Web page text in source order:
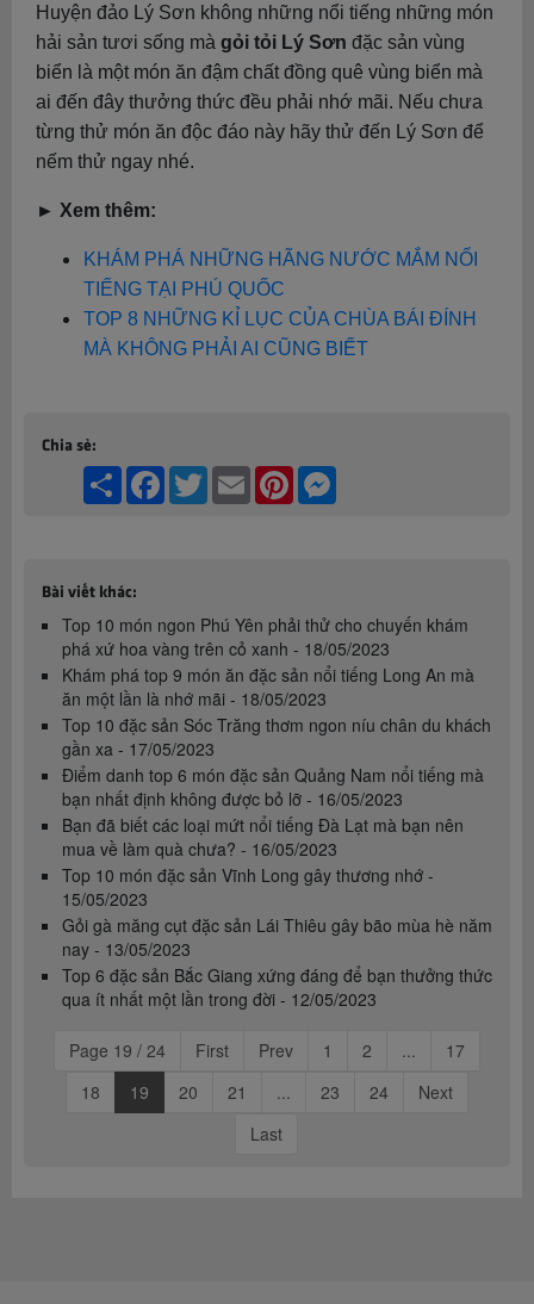
Huyện đảo Lý Sơn không những nổi tiếng những món
hải sản tươi sống mà gỏi tỏi Lý Sơn đặc sản vùng
biển là một món ăn đậm chất đồng quê vùng biển mà
ai đến đây thưởng thức đều phải nhớ mãi. Nếu chưa
từng thử món ăn độc đáo này hãy thử đến Lý Sơn để
nếm thử ngay nhé.
► Xem thêm:
KHÁM PHÁ NHỮNG HÃNG NƯỚC MẮM NỔI
TIẾNG TẠI PHÚ QUỐC
TOP 8 NHỮNG KỈ LỤC CỦA CHÙA BÁI ĐÍNH
MÀ KHÔNG PHẢI AI CŨNG BIẾT
Chia sẻ:
Share Facebook
TwitterEmail Pinterest
Bài viết khác:
Top 10 món ngon Phú Yên phải thử cho chuyến khám
phá xứ hoa vàng trên cỏ xanh - 18/05/2023
Khám phá top 9 món ăn đặc sản nổi tiếng Long An mà
ăn một lần là nhớ mãi - 18/05/2023
Top 10 đặc sản Sóc Trăng thơm ngon níu chân du khách
gần xa - 17/05/2023
Điểm danh top 6 món đặc sản Quảng Nam nổi tiếng mà
bạn nhất định không được bỏ lỡ - 16/05/2023
Bạn đã biết các loại mứt nổi tiếng Đà Lạt mà bạn nên
mua về làm quà chưa? - 16/05/2023
Top 10 món đặc sản Vĩnh Long gây thương nhớ -
15/05/2023
Gỏi gà măng cụt đặc sản Lái Thiêu gây bão mùa hè năm
nay - 13/05/2023
Top 6 đặc sản Bắc Giang xứng đáng để bạn thưởng thức
qua ít nhất một lần trong đời - 12/05/2023
Page 19 / 24 First Prev 1 2 ...
17
18
19 20 21 ... 23 24
Next
Last